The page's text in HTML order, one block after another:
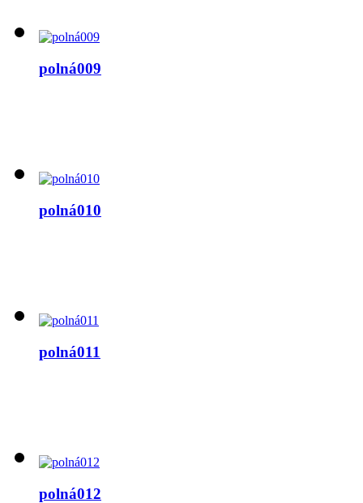
polná009
polná010
polná011
polná012